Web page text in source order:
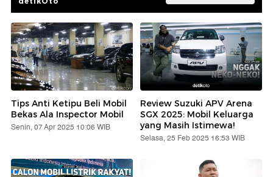
Tips Anti Ketipu Beli Mobil
Bekas Ala Inspector Mobil
Senin, 07 Apr 2025 10:06 WIB
Review Suzuki APV Arena
SGX 2025: Mobil Keluarga
yang Masih Istimewa!
Selasa, 25 Feb 2025 16:53 WIB